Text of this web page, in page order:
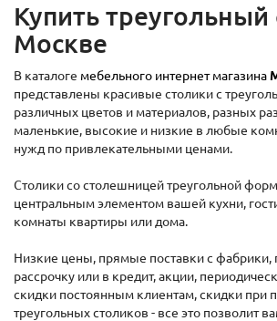
Купить треугольный
Москве
В каталоге мебельного интернет магазина
представлены красивые столики с
различных цветов и материалов, разных
маленькие, высокие и низкие в любые
нужд по привлекательными ценами.
Столики со столешницей треугольной
центральным элементом вашей кухни,
комнаты квартиры или дома.
Низкие цены, прямые поставки с фабрики,
рассрочку или в кредит, акции,
скидки постоянным клиентам, скидки при
треугольных столиков - все это позволит